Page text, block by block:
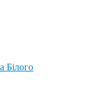
Білого